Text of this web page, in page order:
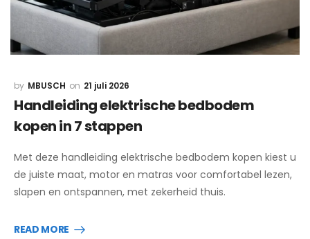
MBUSCH 21 juli 2026
Handleiding elektrische bedbodem
kopen in 7 stappen
Met deze handleiding elektrische bedbodem kopen kiest u
de juiste maat, motor en matras voor comfortabel lezen,
slapen en ontspannen, met zekerheid thuis.
READ MORE